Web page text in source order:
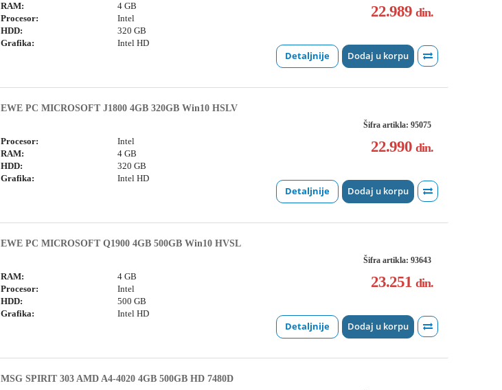
RAM:
4 GB
Procesor:
Intel
HDD:
320 GB
Grafika:
Intel HD
22.989din.
Detaljnije Dodaj u korpu
EWE PC MICROSOFT J1800 4GB 320GB Win10 HSLV
Šifra artikla: 95075
Procesor:
Intel
RAM:
4 GB
HDD:
320 GB
Grafika:
Intel HD
22.990din.
Detaljnije Dodaj u korpu
EWE PC MICROSOFT Q1900 4GB 500GB Win10 HVSL
Šifra artikla: 93643
RAM:
4 GB
Procesor:
Intel
HDD:
500 GB
Grafika:
Intel HD
23.251din.
Detaljnije Dodaj u korpu
MSG SPIRIT 303 AMD A4-4020 4GB 500GB HD 7480D